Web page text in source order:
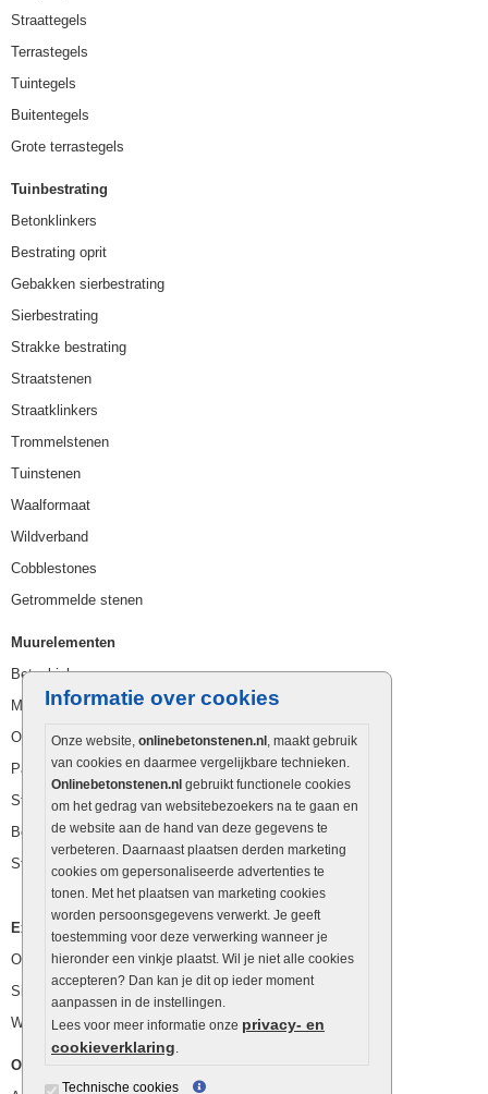
Informatie over cookies
Onze website, onlinebetonstenen.nl , maakt gebruik
van cookies en daarmee vergelijkbare technieken.
Onlinebetonstenen.nl gebruikt functionele cookies
om het gedrag van websitebezoekers na te gaan en
de website aan de hand van deze gegevens te
verbeteren. Daarnaast plaatsen derden marketing
cookies om gepersonaliseerde advertenties te
tonen. Met het plaatsen van marketing cookies
worden persoonsgegevens verwerkt. Je geeft
toestemming voor deze verwerking wanneer je
hieronder een vinkje plaatst. Wil je niet alle cookies
accepteren? Dan kan je dit op ieder moment
aanpassen in de instellingen.
Lees voor meer informatie onze privacy- en
cookieverklaring.
Technische cookies
Straattegels
Terrastegels
Tuintegels
Buitentegels
Grote terrastegels
Tuinbestrating
Betonklinkers
Bestrating oprit
Gebakken sierbestrating
Sierbestrating
Strakke bestrating
Straatstenen
Straatklinkers
Trommelstenen
Tuinstenen
Waalformaat
Wildverband
Cobblestones
Getrommelde stenen
Muurelementen
Betonbielzen
Muurstenen
Opsluitbanden
Palissaden
Stapelblokken
Betonblokken
Stapelstenen
Extra benodigdheden
Ophoogzand
Siergrind en siersplit
Waterafvoer
Overig